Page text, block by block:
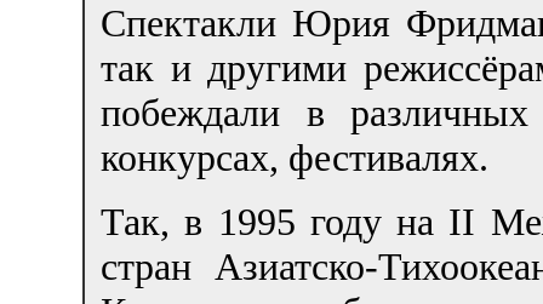
Спектакли Юрия
так и другими
побеждали в
конкурсах, фестивалях.
Так, в 1995 году на II
стран Азиатско-